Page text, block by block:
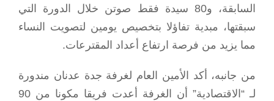
السابقة، و80 سيدة فقط صوتن خلال الدورة التي
سبقتها، مبدية تفاؤلا بتخصيص يومين لتصويت النساء
مما يزيد من فرصة ارتفاع أعداد المقترعات.
من جانبه، أكد الأمين العام لغرفة جدة عدنان مندورة
لـ “الاقتصادية” أن الغرفة أعدت فريقا مكونا من 90